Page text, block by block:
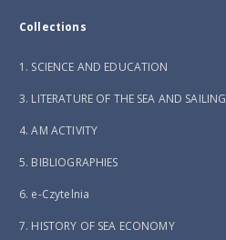
Collections
1. SCIENCE AND EDUCATION
3. LITERATURE OF THE SEA AND SAILING
4. AM ACTIVITY
5. BIBLIOGRAPHIES
6. e-Czytelnia
7. HISTORY OF SEA ECONOMY